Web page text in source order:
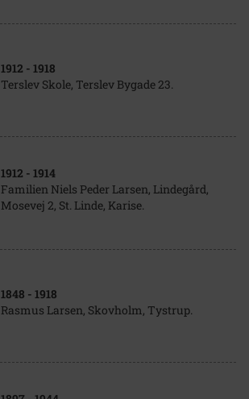
1912 - 1918
Terslev Skole, Terslev Bygade 23.
1912 - 1914
Familien Niels Peder Larsen, Lindegård,
Mosevej 2, St. Linde, Karise.
1848 - 1918
Rasmus Larsen, Skovholm, Tystrup.